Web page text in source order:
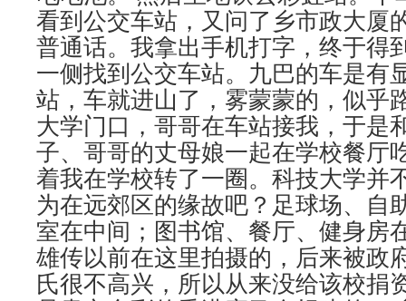
看到公交车站，又问了乡市政大厦
普通话。我拿出手机打字，终于得
一侧找到公交车站。九巴的车是有
站，车就进山了，雾蒙蒙的，似乎
大学门口，哥哥在车站接我，于是
子、哥哥的丈母娘一起在学校餐厅
着我在学校转了一圈。科技大学并
为在远郊区的缘故吧？足球场、自
室在中间；图书馆、餐厅、健身房
雄传以前在这里拍摄的，后来被政
氏很不高兴，所以从来没给该校捐